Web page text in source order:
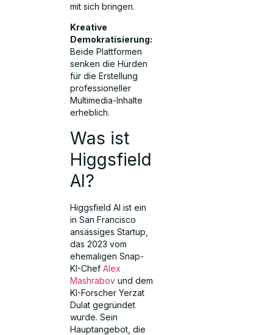
mit sich bringen.
Kreative
Demokratisierung:
Beide Plattformen
senken die Hürden
für die Erstellung
professioneller
Multimedia-Inhalte
erheblich.
Was ist
Higgsfield
AI?
Higgsfield AI ist ein
in San Francisco
ansässiges Startup,
das 2023 vom
ehemaligen Snap-
KI-ChefAlex
Mashrabov und dem
KI-Forscher Yerzat
Dulat gegründet
wurde. Sein
Hauptangebot, die